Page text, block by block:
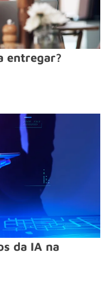
entregar?
da IA na